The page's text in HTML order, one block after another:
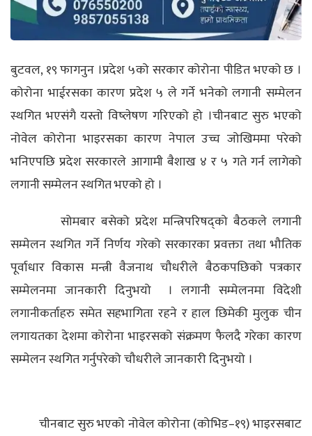
बुटवल, १९ फागनुन ।प्रदेश ५को सरकार कोरोना पीडित भएको छ ।
कोरोना भाईरसका कारण प्रदेश ५ ले गर्ने भनेको लगानी सम्मेलन
स्थगित भएसंगै यस्तो विष्लेषण गरिएको हो ।चीनबाट सुरु भएको
नोवेल कोरोना भाइरसका कारण नेपाल उच्च जोखिममा परेको
भनिएपछि प्रदेश सरकारले आगामी बैशाख ४ र ५ गते गर्न लागेको
लगानी सम्मेलन स्थगित भएको हो ।
सोमबार बसेको प्रदेश मन्त्रिपरिषद्को बैठकले लगानी
सम्मेलन स्थगित गर्ने निर्णय गरेको सरकारका प्रवक्ता तथा भौतिक
पूर्वाधार विकास मन्त्री वैजनाथ चौधरीले बैठकपछिको पत्रकार
सम्मेलनमा जानकारी दिनुभयो । लगानी सम्मेलनमा विदेशी
लगानीकर्ताहरु समेत सहभागिता रहने र हाल छिमेकी मुलुक चीन
लगायतका देशमा कोरोना भाइरसको संक्रमण फैलदै गरेका कारण
सम्मेलन स्थगित गर्नुपरेको चौधरीले जानकारी दिनुभयो ।
चीनबाट सुरु भएको नोवेल कोरोना (कोभिड–१९) भाइरसबाट